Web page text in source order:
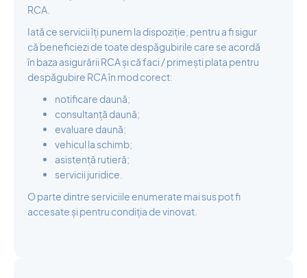
RCA.
Iată ce servicii îți punem la dispoziție, pentru a fi sigur
că beneficiezi de toate despăgubirile care se acordă
în baza asigurării RCA și că faci / primești plata pentru
despăgubire RCA în mod corect:
notificare daună;
consultanță daună;
evaluare daună;
vehicul la schimb;
asistență rutieră;
servicii juridice.
O parte dintre serviciile enumerate mai sus pot fi
accesate și pentru condiția de vinovat.